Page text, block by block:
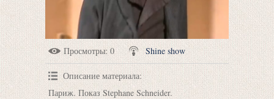
Просмотры: 0 Shine show
Описание материала:
Париж. Показ Stephane Schneider.